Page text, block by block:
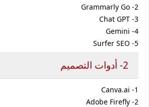
2- Grammarly Go
Chat GPT -3
Gemini -4
5- Surfer SEO
2- أدوات التصميم
Canva.ai -1
Adobe Firefly -2